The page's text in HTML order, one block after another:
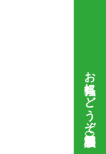
お気軽にどうぞ